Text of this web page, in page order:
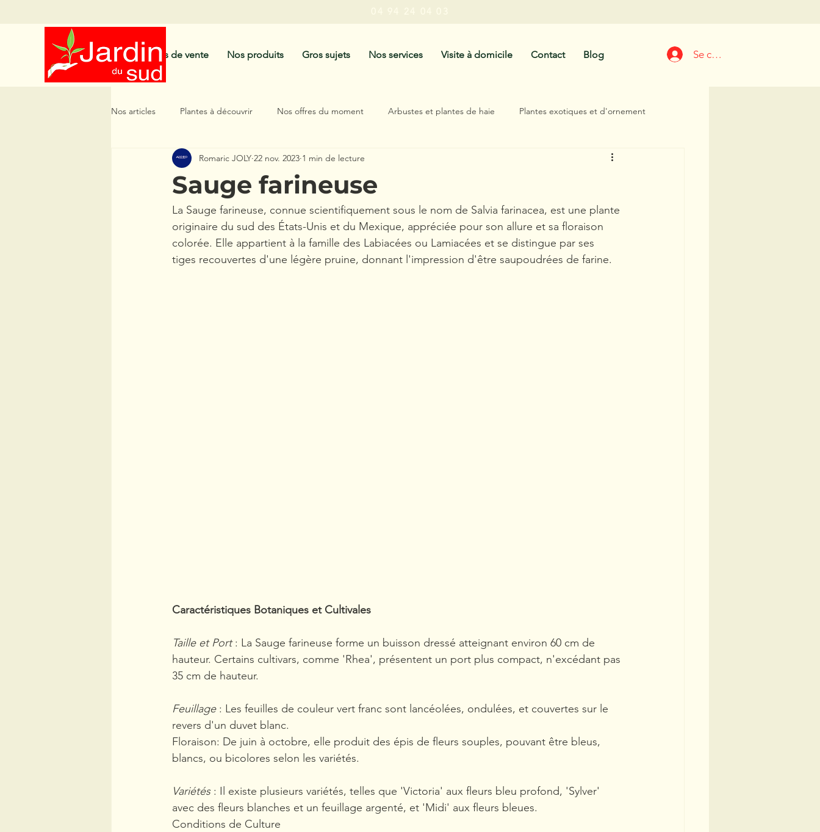
Nos points de vente Nos produits Gros sujets Nos services Visite à domicile Contact Blog Se connecter
Nos articles Plantes à découvrir Nos offres du moment Arbustes et plantes de haie Plantes exotiques et d'ornement
Plantes à Floraison Longue Plantes résistantes à la sècheresse
Sauge farineuse
Romaric JOLY 22 nov. 2023 1 min de lecture
La Sauge farineuse, connue scientifiquement sous le nom de Salvia farinacea, est une plante
originaire du sud des États-Unis et du Mexique, appréciée pour son allure et sa floraison
colorée. Elle appartient à la famille des Labiacées ou Lamiacées et se distingue par ses
tiges recouvertes d'une légère pruine, donnant l'impression d'être saupoudrées de farine.
Caractéristiques Botaniques et Cultivales
Taille et Port : La Sauge farineuse forme un buisson dressé atteignant environ 60 cm de
hauteur. Certains cultivars, comme 'Rhea', présentent un port plus compact, n'excédant pas
35 cm de hauteur.
Feuillage : Les feuilles de couleur vert franc sont lancéolées, ondulées, et couvertes sur le
revers d'un duvet blanc.
Floraison: De juin à octobre, elle produit des épis de fleurs souples, pouvant être bleus,
blancs, ou bicolores selon les variétés.
Variétés : Il existe plusieurs variétés, telles que 'Victoria' aux fleurs bleu profond, 'Sylver'
avec des fleurs blanches et un feuillage argenté, et 'Midi' aux fleurs bleues​​.
Conditions de Culture